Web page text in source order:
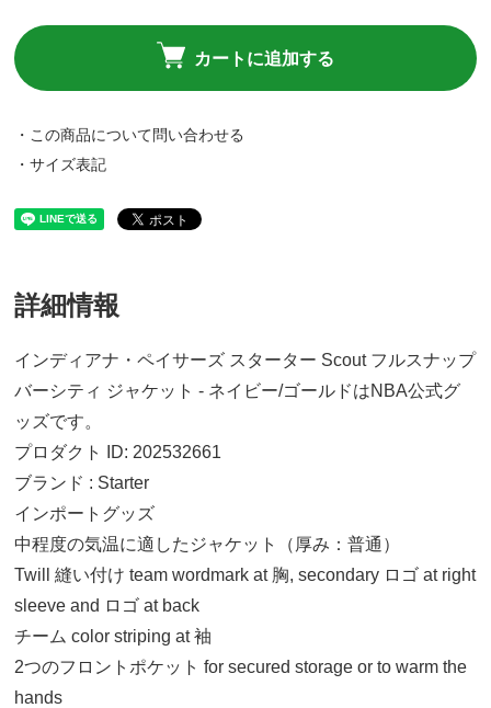
カートに追加する
・この商品について問い合わせる
・サイズ表記
詳細情報
インディアナ・ペイサーズ スターター Scout フルスナップ
バーシティ ジャケット - ネイビー/ゴールドはNBA公式グ
ッズです。
プロダクト ID: 202532661
ブランド : Starter
インポートグッズ
中程度の気温に適したジャケット（厚み：普通）
Twill 縫い付け team wordmark at 胸, secondary ロゴ at right
sleeve and ロゴ at back
チーム color striping at 袖
2つのフロントポケット for secured storage or to warm the
hands